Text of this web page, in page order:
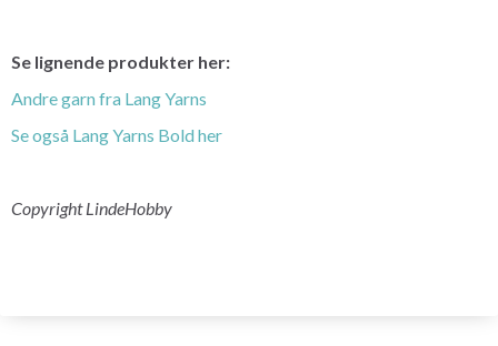
Se lignende produkter her:
Andre garn fra Lang Yarns
Se også Lang Yarns Bold her
Copyright LindeHobby